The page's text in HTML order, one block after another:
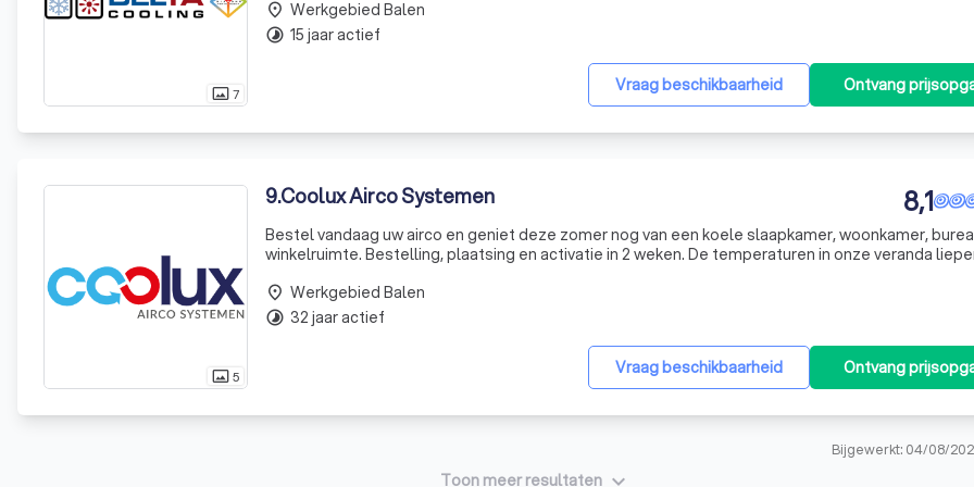
photo_size_select_actual7 Vraag beschikbaarheid Ontvang
place Werkgebied Balen
timelapse 15 jaar actief
photo_size_select_actual5
9.Coolux Airco Systemen 8,1
Bestel vandaag uw airco en geniet deze zomer nog van een koele slaapkamer, woonkamer,
winkelruimte. Bestelling, plaatsing en activatie in 2 weken. De temperaturen in onze veranda liepen door
Vraag beschikbaarheid Ontvang
place Werkgebied Balen
timelapse 32 jaar actief
Bijgewerkt: 04/08/
Toon meer resultaten keyboard_arrow_down